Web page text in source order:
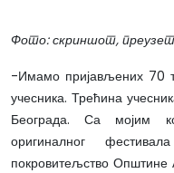
Фото: скриншот,
-Имамо пријављених 70
учесника. Трећина
Београда. Са мојим
оригиналног
покровитељство